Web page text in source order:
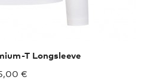
T Longsleeve
€